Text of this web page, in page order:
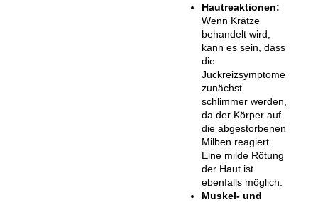
Hautreaktionen:
Wenn Krätze
behandelt wird,
kann es sein, dass
die
Juckreizsymptome
zunächst
schlimmer werden,
da der Körper auf
die abgestorbenen
Milben reagiert.
Eine milde Rötung
der Haut ist
ebenfalls möglich.
Muskel- und